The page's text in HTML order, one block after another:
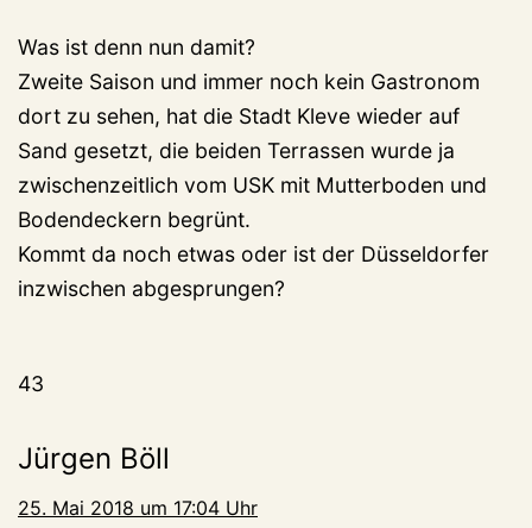
Was ist denn nun damit?
Zweite Saison und immer noch kein Gastronom
dort zu sehen, hat die Stadt Kleve wieder auf
Sand gesetzt, die beiden Terrassen wurde ja
zwischenzeitlich vom USK mit Mutterboden und
Bodendeckern begrünt.
Kommt da noch etwas oder ist der Düsseldorfer
inzwischen abgesprungen?
43
Jürgen Böll
25. Mai 2018 um 17:04 Uhr